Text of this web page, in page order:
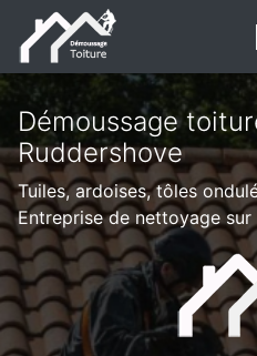
Démoussage
Ruddershove
Tuiles, ardoises, tôles
Entreprise de nettoyage sur